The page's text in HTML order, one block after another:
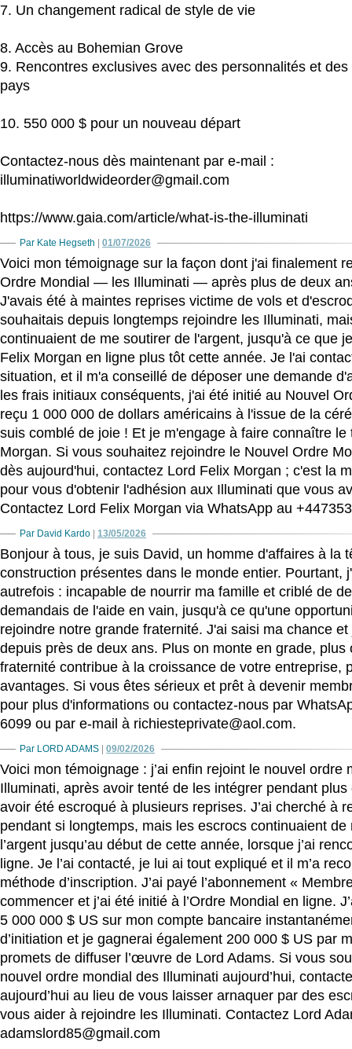
7. Un changement radical de style de vie
8. Accès au Bohemian Grove
9. Rencontres exclusives avec des personnalités et
pays
10. 550 000 $ pour un nouveau départ
Contactez-nous dès maintenant par e-mail :
illuminatiworldwideorder@gmail.com
https://www.gaia.com/article/what-is-the-illuminati
Par Kate Hegseth 01/07/2026
Voici mon témoignage sur la façon dont j'ai finalement
Ordre Mondial — les Illuminati — après plus de deux
J'avais été à maintes reprises victime de vols et
souhaitais depuis longtemps rejoindre les Illuminati,
continuaient de me soutirer de l'argent, jusqu'à ce que
Felix Morgan en ligne plus tôt cette année. Je l'ai
situation, et il m'a conseillé de déposer une demande
les frais initiaux conséquents, j'ai été initié au Nouvel
reçu 1 000 000 de dollars américains à l'issue de la
suis comblé de joie ! Et je m'engage à faire connaître
Morgan. Si vous souhaitez rejoindre le Nouvel Ordre
dès aujourd'hui, contactez Lord Felix Morgan ; c'est la
pour vous d'obtenir l'adhésion aux Illuminati que vous
Contactez Lord Felix Morgan via WhatsApp au
Par David Kardo 13/05/2026
Bonjour à tous, je suis David, un homme d'affaires à la
construction présentes dans le monde entier. Pourtant,
autrefois : incapable de nourrir ma famille et criblé de
demandais de l'aide en vain, jusqu'à ce qu'une
rejoindre notre grande fraternité. J'ai saisi ma chance
depuis près de deux ans. Plus on monte en grade, plus
fraternité contribue à la croissance de votre entreprise,
avantages. Si vous êtes sérieux et prêt à devenir
pour plus d'informations ou contactez-nous par
6099 ou par e-mail à richiesteprivate@aol.com.
Par LORD ADAMS 09/02/2026
Voici mon témoignage : j’ai enfin rejoint le nouvel ordre
Illuminati, après avoir tenté de les intégrer pendant
avoir été escroqué à plusieurs reprises. J’ai cherché à
pendant si longtemps, mais les escrocs continuaient de
l’argent jusqu’au début de cette année, lorsque j’ai
ligne. Je l’ai contacté, je lui ai tout expliqué et il m’a
méthode d’inscription. J’ai payé l’abonnement «
commencer et j’ai été initié à l’Ordre Mondial en ligne.
5 000 000 $ US sur mon compte bancaire
d’initiation et je gagnerai également 200 000 $ US par
promets de diffuser l’œuvre de Lord Adams. Si vous
nouvel ordre mondial des Illuminati aujourd’hui,
aujourd’hui au lieu de vous laisser arnaquer par des
vous aider à rejoindre les Illuminati. Contactez Lord
adamslord85@gmail.com